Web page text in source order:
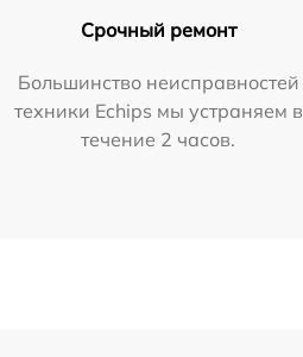
Срочный ремонт
Большинство неисправностей
техники Echips мы устраняем в
течение 2 часов.